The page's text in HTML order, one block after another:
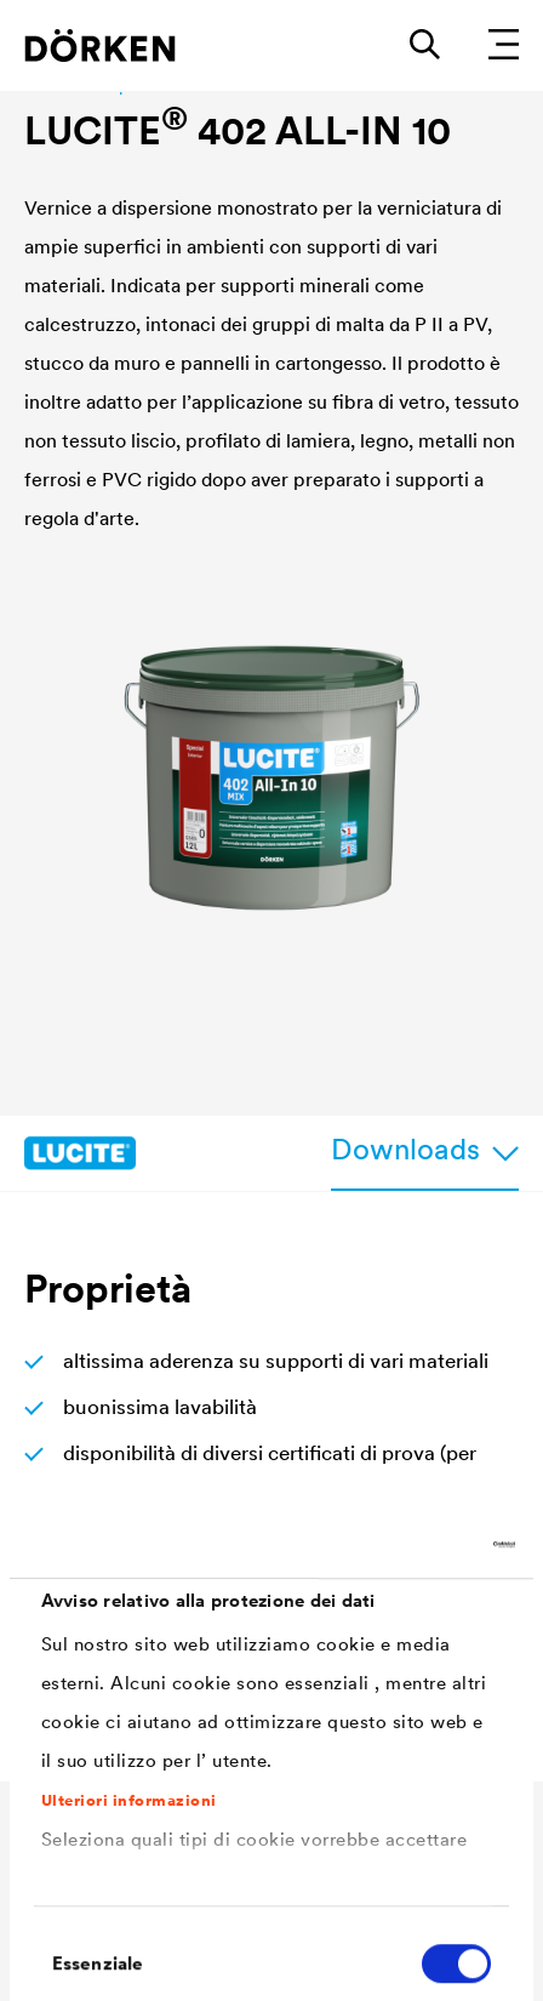
Avviso relativo alla protezione dei dati
Sul nostro sito web utilizziamo cookie e media
esterni. Alcuni cookie sono essenziali , mentre altri
cookie ci aiutano ad ottimizzare questo sito web e
il suo utilizzo per l’ utente.
Ulteriori informazioni
Seleziona quali tipi di cookie vorrebbe accettare
delEssenziale
LUCITE® 402 ALL-IN 10
Vernice a dispersione monostrato per la verniciatura di
ampie superfici in ambienti con supporti di vari
materiali. Indicata per supporti minerali come
calcestruzzo, intonaci dei gruppi di malta da P II a PV,
stucco da muro e pannelli in cartongesso. Il prodotto è
inoltre adatto per l’applicazione su fibra di vetro, tessuto
non tessuto liscio, profilato di lamiera, legno, metalli non
ferrosi e PVC rigido dopo aver preparato i supporti a
regola d'arte.
Downloads
Proprietà
altissima aderenza su supporti di vari materiali
buonissima lavabilità
disponibilità di diversi certificati di prova (per
lavorazione semplice e veloce a rullo, a pennello
o a spruzzo airless
alta resistenza all'uso quotidiano, conferisce una
finitura satinata opaca
Dati Tecnici